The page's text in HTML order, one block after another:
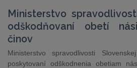
Ministerstvo
odškodňovaní obetí
činov
Ministerstvo spravodlivosti
poskytovaní odškodnenia obetiam